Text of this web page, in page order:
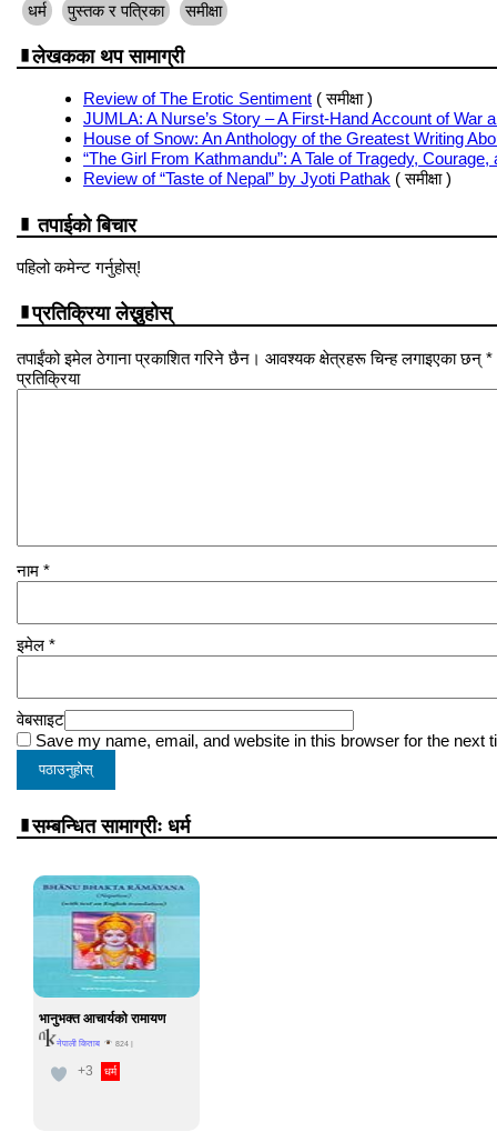
धर्म पुस्तक र पत्रिका समीक्षा
लेखकका थप सामाग्री
Review of The Erotic Sentiment ( समीक्षा )
JUMLA: A Nurse’s Story – A First-Hand Account of War
House of Snow: An Anthology of the Greatest Writing
“The Girl From Kathmandu”: A Tale of Tragedy,
Review of “Taste of Nepal” by Jyoti Pathak ( समीक्षा )
तपाईको बिचार
पहिलो कमेन्ट गर्नुहोस्!
प्रतिक्रिया लेख्नुहोस्
तपाईंको इमेल ठेगाना प्रकाशित गरिने छैन। आवश्यक क्षेत्रहरू चिन्ह लगाइएका छन् *
प्रतिक्रिया
नाम *
इमेल *
वेबसाइट
Save my name, email, and website in this browser for the next
सम्बन्धित सामाग्रीः धर्म
भानुभक्त आचार्यको रामायण
नेपाली किताब 824|
+3 धर्म